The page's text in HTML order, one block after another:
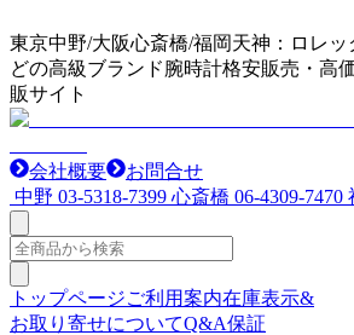
東京中野/大阪心斎橋/福岡天神：ロレ
どの高級ブランド腕時計格安販売・高
販サイト
会社概要
お問合せ
中野 03-5318-7399 心斎橋 06-4309-7470
トップページご利用案内在庫表示&
お取り寄せについてQ&A保証